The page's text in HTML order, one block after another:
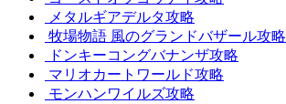
メタルギアデルタ攻略
牧場物語 風のグランドバザール攻略
ドンキーコングバナンザ攻略
マリオカートワールド攻略
モンハンワイルズ攻略